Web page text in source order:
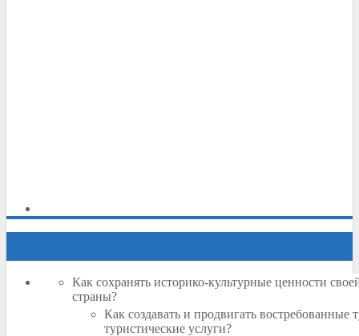
›
‹
Как сохранять историко-культурные ценности
страны?
Как создавать и продвигать востребованные
туристические услуги?